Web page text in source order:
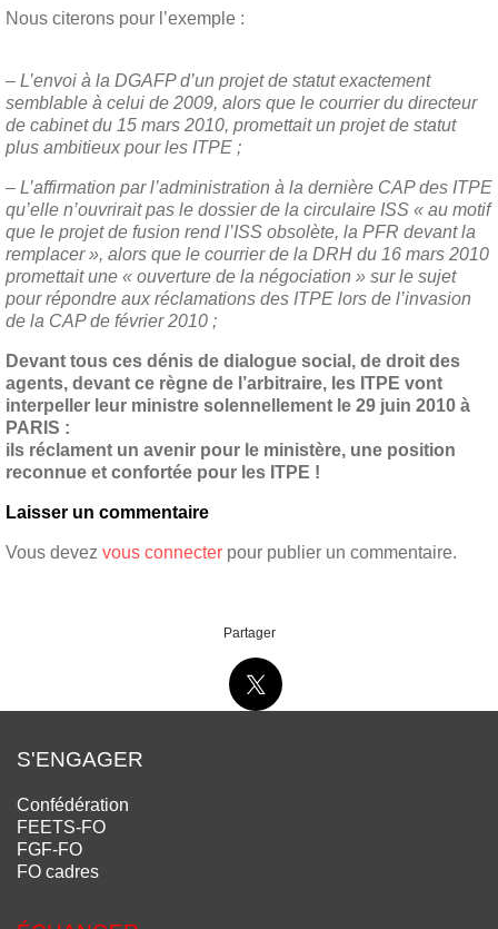
Nous citerons pour l’exemple :
– L’envoi à la DGAFP d’un projet de statut exactement
semblable à celui de 2009, alors que le courrier du directeur
de cabinet du 15 mars 2010, promettait un projet de statut
plus ambitieux pour les ITPE ;
– L’affirmation par l’administration à la dernière CAP des ITPE
qu’elle n’ouvrirait pas le dossier de la circulaire ISS « au motif
que le projet de fusion rend l’ISS obsolète, la PFR devant la
remplacer », alors que le courrier de la DRH du 16 mars 2010
promettait une « ouverture de la négociation » sur le sujet
pour répondre aux réclamations des ITPE lors de l’invasion
de la CAP de février 2010 ;
Devant tous ces dénis de dialogue social, de droit des
agents, devant ce règne de l’arbitraire, les ITPE vont
interpeller leur ministre solennellement le 29 juin 2010 à
PARIS :
ils réclament un avenir pour le ministère, une position
reconnue et confortée pour les ITPE !
Laisser un commentaire
Vous devez vous connecter pour publier un commentaire.
Partager
S'ENGAGER
Confédération
FEETS-FO
FGF-FO
FO cadres